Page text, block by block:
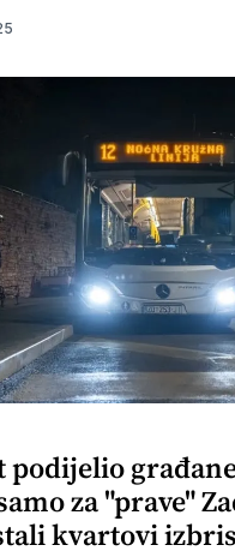
podijelio
za "prave"
kvartovi